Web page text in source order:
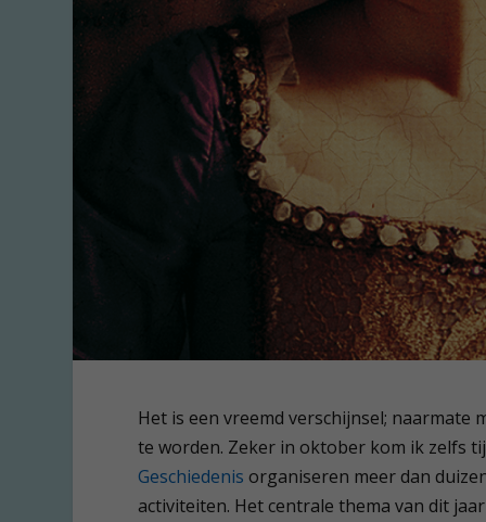
Het is een vreemd verschijnsel;
te worden. Zeker in oktober kom ik zelfs
Geschiedenis organiseren meer dan
activiteiten. Het centrale thema van dit